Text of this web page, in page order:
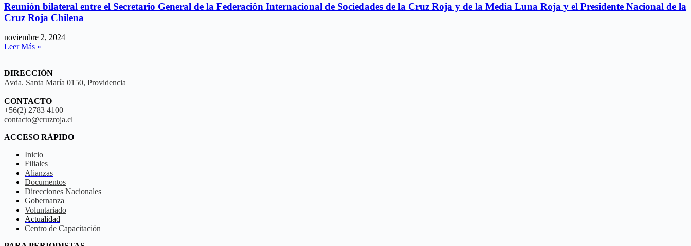
Reunión bilateral entre el Secretario General de la Federación Internacional de Sociedades de la Cruz Roja y de la Media Luna Roja y el Presidente Nacional de la
Cruz Roja Chilena
noviembre 2, 2024
Leer Más »
DIRECCIÓN
Avda. Santa María 0150, Providencia
CONTACTO
+56(2) 2783 4100
contacto@cruzroja.cl
ACCESO RÁPIDO
Inicio
Filiales
Alianzas
Documentos
Direcciones Nacionales
Gobernanza
Voluntariado
Actualidad
Centro de Capacitación